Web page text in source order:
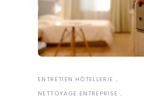
ENTRETIEN HÔTELLERIE
NETTOYAGE ENTREPRISE